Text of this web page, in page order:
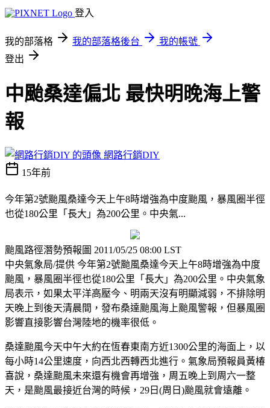
登入
我的部落格 我的部落格後台
我的帳號
登出
中颱桑達偏北 最快明晚海上警
報
網路行銷DIY
15年前
今年第2號颱風桑達今天上午8時增強為中度颱風，暴風圈半徑
也從180公里「長大」為200公里。中央氣...
颱風路徑潛勢預報圖 2011/05/25 08:00 LST
中央氣象局/提供 今年第2號颱風桑達今天上午8時增強為中度
颱風，暴風圈半徑也從180公里「長大」為200公里。中央氣象
局表示，如果太平洋高壓今、明兩天沒有明顯減弱，不排除明
天晚上到後天清晨間，發布桑達颱風海上颱風警報，但暴風圈
影響直接影響台灣陸地的機率很低。
桑達颱風今天中午大約在恆春東南方近1300公里的海面上，以
每小時14公里速度，向西北西轉西北進行。氣象局預報員黃椿
喜說，桑達颱風未來還有機會再增強，周五晚上到周六一整
天，是颱風最接近台灣的時候，29日(周日)颱風就會遠離。